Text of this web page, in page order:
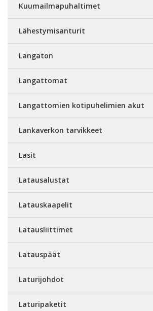
Kuumailmapuhaltimet
Lähestymisanturit
Langaton
Langattomat
Langattomien kotipuhelimien akut
Lankaverkon tarvikkeet
Lasit
Latausalustat
Latauskaapelit
Latausliittimet
Latauspäät
Laturijohdot
Laturipaketit